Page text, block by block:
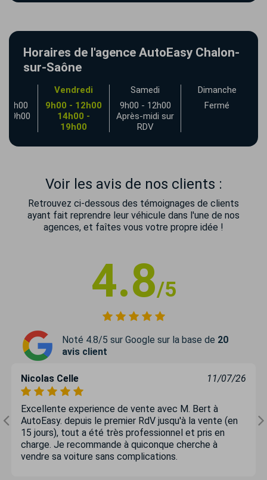
Horaires de l'agence AutoEasy Chalon-
sur-Saône
12h00
19h00
Vendredi
9h00 - 12h00
14h00 -
19h00
Samedi
9h00 - 12h00
Après-midi sur
RDV
Dimanche
Fermé
Voir les avis de nos clients :
Retrouvez ci-dessous des témoignages de clients
ayant fait reprendre leur véhicule dans l'une de nos
agences, et faîtes vous votre propre idée !
4.8/5
Noté 4.8/5 sur Google sur la base de 20
avis client
Nicolas Celle 11/07/26
Excellente experience de vente avec M. Bert à
AutoEasy. depuis le premier RdV jusqu'à la vente (en
15 jours), tout a été très professionnel et pris en
charge. Je recommande à quiconque cherche à
vendre sa voiture sans complications.